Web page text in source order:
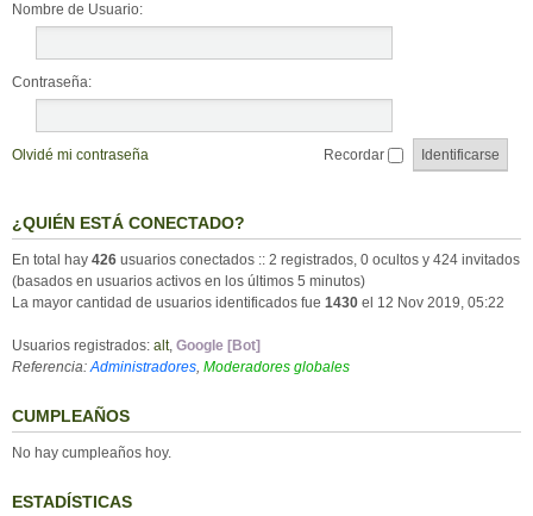
Nombre de Usuario:
Contraseña:
Olvidé mi contraseña Recordar
¿QUIÉN ESTÁ CONECTADO?
En total hay 426 usuarios conectados :: 2 registrados, 0 ocultos y 424 invitados
(basados en usuarios activos en los últimos 5 minutos)
La mayor cantidad de usuarios identificados fue 1430 el 12 Nov 2019, 05:22
Usuarios registrados: alt, Google [Bot]
Referencia:Administradores, Moderadores globales
CUMPLEAÑOS
No hay cumpleaños hoy.
ESTADÍSTICAS